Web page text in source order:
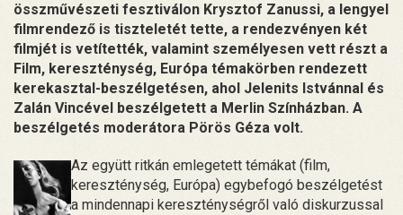
összművészeti fesztiválon Krysztof Zanussi, a lengyel
filmrendező is tiszteletét tette, a rendezvényen két
filmjét is vetítették, valamint személyesen vett részt a
Film, kereszténység, Európa témakörben rendezett
kerekasztal-beszélgetésen, ahol Jelenits Istvánnal és
Zalán Vincével beszélgetett a Merlin Színházban. A
beszélgetés moderátora Pörös Géza volt.
Az együtt ritkán emlegetett témákat (film,
kereszténység, Európa) egybefogó beszélgetést
a mindennapi kereszténységről való diskurzussal